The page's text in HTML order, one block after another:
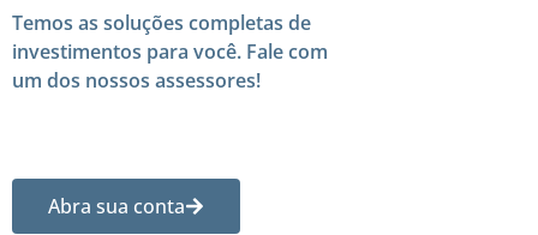
Temos as soluções completas de
investimentos para você. Fale com
um dos nossos assessores!
Abra sua conta